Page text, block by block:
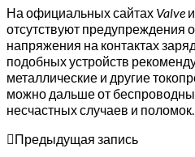
На официальных сайтах Valve и
отсутствуют предупреждения
напряжения на контактах
подобных устройств
металлические и другие
можно дальше от
несчастных случаев и поломок.
Предыдущая запись